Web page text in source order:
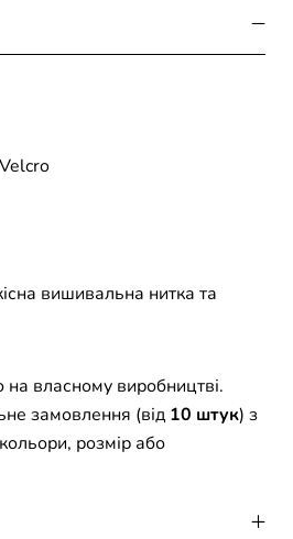
вишивальна нитка та
власному виробництві.
замовлення (від 10 штук) з
розмір або